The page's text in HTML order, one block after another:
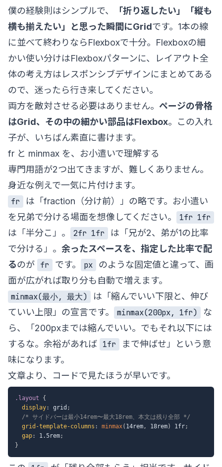
僕の経験則はシンプルで、
「折り返したい」「縦も
横も揃えたい」と思った瞬間にGridです。1本の線
に並べて終わりならFlexboxで十分。Flexboxの細
かい使い分けはFlexboxパターンに、レイアウト全
体の考え方は レスポンシブデザインにまとめてある
ので、迷ったら行き来してください。
両方を敵対させる必要はありません。 ページの骨格
はGrid、その中の細かい部品はFlexbox。この入れ
子が、いちばん素直に書けます。
fr と minmax を、お小遣いで理解する
専門用語が2つ出てきますが、難しくありません。
身近な例えで一気に片付けます。
fr
は「fraction（分け前）」の略です。お小遣い
を兄弟で分ける場面を想像してください。
1fr 1fr
は「半分こ」。
2fr 1fr
は「兄が2、弟が1の比率
で分ける」。 余ったスペースを、指定した比率で配
るのが fr です。 px
のような固定値と違って、画
面が広がれば取り分も自動で増えます。
minmax(最小, 最大)
は「縮んでいい下限と、伸び
ていい上限」の宣言です。
minmax(200px, 1fr)
な
ら、「200pxまでは縮んでいい。でもそれ以下には
するな。余裕があれば 1fr
まで伸ばせ」という意
味になります。
文章より、コードで見たほうが早いです。
.layout
{
display: grid ;
/* サイドバーは最小14rem〜最大18rem、本文は残り全部 */
grid-template-columns : minmax( 14rem, 18rem) 1fr;
gap: 1.5rem;
}